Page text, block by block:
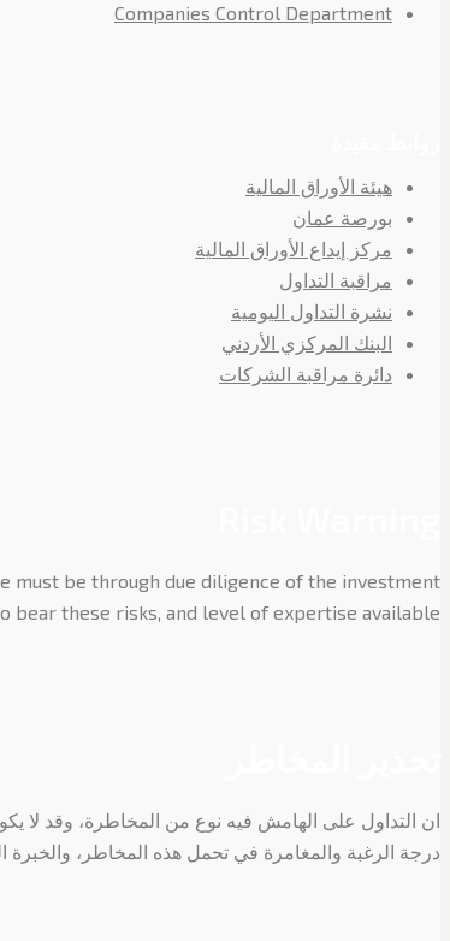
Companies Control Department
هيئة الأوراق المالية
بورصة عمان
مركز إيداع الأوراق المالية
مراقبة التداول
نشرة التداول اليومية
البنك المركزي الأردني
دائرة مراقبة الشركات
must be through due diligence of the investment
bear these risks, and level of expertise available
ان التداول على الهامش فيه نوع من المخاطرة، وقد لا
درجة الرغبة والمغامرة في تحمل هذه المخاطر، والخبرة